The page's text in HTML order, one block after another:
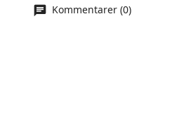
Kommentarer (0)